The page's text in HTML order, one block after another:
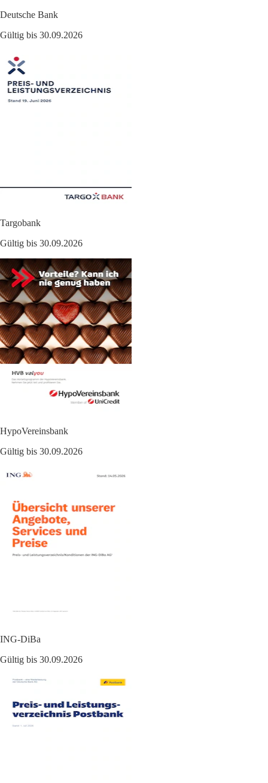
Deutsche Bank
Gültig bis 30.09.2026
Targobank
Gültig bis 30.09.2026
HypoVereinsbank
Gültig bis 30.09.2026
ING-DiBa
Gültig bis 30.09.2026